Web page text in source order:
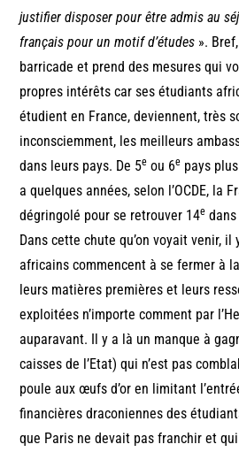
justifier disposer pour être admis au
français pour un motif d’études ».
barricade et prend des mesures qui
propres intérêts car ses étudiants
étudient en France, deviennent, très
inconsciemment, les meilleurs
dans leurs pays. De 5e ou 6e pays
a quelques années, selon l’OCDE, la
dégringolé pour se retrouver 14e
Dans cette chute qu’on voyait venir,
africains commencent à se fermer à
leurs matières premières et leurs
exploitées n’importe comment par
auparavant. Il y a là un manque à
caisses de l’Etat) qui n’est pas
poule aux œufs d’or en limitant
financières draconiennes des
que Paris ne devait pas franchir et